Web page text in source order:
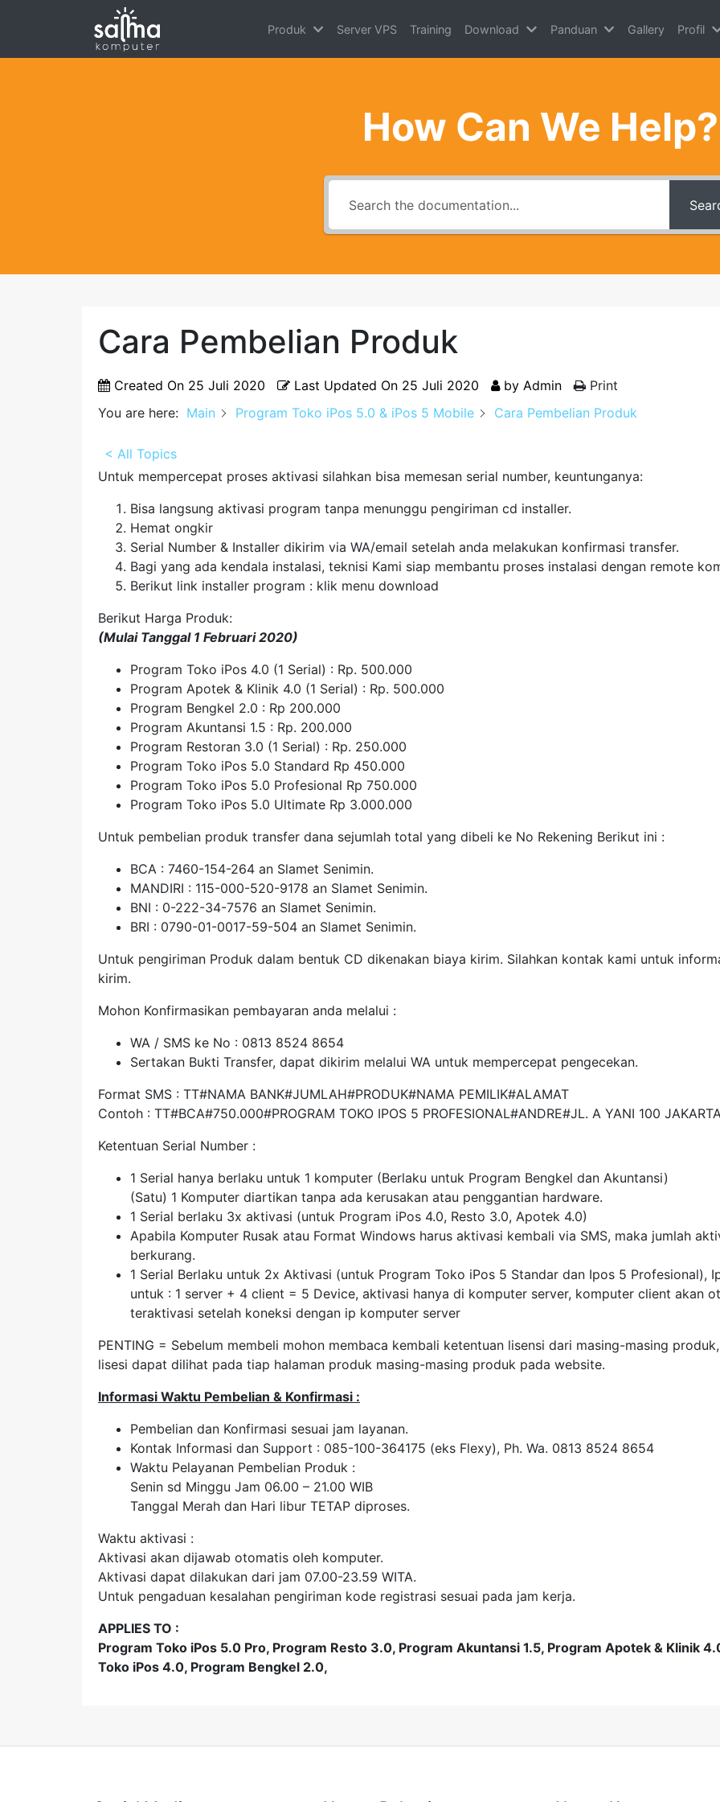
Produk Server VPS Training Download Panduan Gallery Profil
How Can We Help?
Cara Pembelian Produk
Created On 25 Juli 2020 Last Updated On 25 Juli 2020 by Admin
Print
You are here: Main Program Toko iPos 5.0 & iPos 5 Mobile Cara Pembelian Produk
< All Topics
Untuk mempercepat proses aktivasi silahkan bisa memesan serial number, keuntunganya:
Bisa langsung aktivasi program tanpa menunggu pengiriman cd installer.
Hemat ongkir
Serial Number & Installer dikirim via WA/email setelah anda melakukan konfirmasi transfer.
Bagi yang ada kendala instalasi, teknisi Kami siap membantu proses instalasi dengan remote
Berikut link installer program : klik menu download
Berikut Harga Produk:
(Mulai Tanggal 1 Februari 2020)
Program Toko iPos 4.0 (1 Serial) : Rp. 500.000
Program Apotek & Klinik 4.0 (1 Serial) : Rp. 500.000
Program Bengkel 2.0 : Rp 200.000
Program Akuntansi 1.5 : Rp. 200.000
Program Restoran 3.0 (1 Serial) : Rp. 250.000
Program Toko iPos 5.0 Standard Rp 450.000
Program Toko iPos 5.0 Profesional Rp 750.000
Program Toko iPos 5.0 Ultimate Rp 3.000.000
Untuk pembelian produk transfer dana sejumlah total yang dibeli ke No Rekening Berikut ini :
BCA : 7460-154-264 an Slamet Senimin.
MANDIRI : 115-000-520-9178 an Slamet Senimin.
BNI : 0-222-34-7576 an Slamet Senimin.
BRI : 0790-01-0017-59-504 an Slamet Senimin.
Untuk pengiriman Produk dalam bentuk CD dikenakan biaya kirim. Silahkan kontak kami untuk
kirim.
Mohon Konfirmasikan pembayaran anda melalui :
WA / SMS ke No : 0813 8524 8654
Sertakan Bukti Transfer, dapat dikirim melalui WA untuk mempercepat pengecekan.
Format SMS : TT#NAMA BANK#JUMLAH#PRODUK#NAMA PEMILIK#ALAMAT
Contoh : TT#BCA#750.000#PROGRAM TOKO IPOS 5 PROFESIONAL#ANDRE#JL. A YANI 100
Ketentuan Serial Number :
1 Serial hanya berlaku untuk 1 komputer (Berlaku untuk Program Bengkel dan Akuntansi)
(Satu) 1 Komputer diartikan tanpa ada kerusakan atau penggantian hardware.
1 Serial berlaku 3x aktivasi (untuk Program iPos 4.0, Resto 3.0, Apotek 4.0)
Apabila Komputer Rusak atau Format Windows harus aktivasi kembali via SMS, maka jumlah
berkurang.
1 Serial Berlaku untuk 2x Aktivasi (untuk Program Toko iPos 5 Standar dan Ipos 5 Profesional),
untuk : 1 server + 4 client = 5 Device, aktivasi hanya di komputer server, komputer client akan
teraktivasi setelah koneksi dengan ip komputer server
PENTING = Sebelum membeli mohon membaca kembali ketentuan lisensi dari masing-masing
lisesi dapat dilihat pada tiap halaman produk masing-masing produk pada website.
Informasi Waktu Pembelian & Konfirmasi :
Pembelian dan Konfirmasi sesuai jam layanan.
Kontak Informasi dan Support : 085-100-364175 (eks Flexy), Ph. Wa. 0813 8524 8654
Waktu Pelayanan Pembelian Produk :
Senin sd Minggu Jam 06.00 – 21.00 WIB
Tanggal Merah dan Hari libur TETAP diproses.
Waktu aktivasi :
Aktivasi akan dijawab otomatis oleh komputer.
Aktivasi dapat dilakukan dari jam 07.00-23.59 WITA.
Untuk pengaduan kesalahan pengiriman kode registrasi sesuai pada jam kerja.
APPLIES TO :
Program Toko iPos 5.0 Pro, Program Resto 3.0, Program Akuntansi 1.5, Program Apotek & Klinik
Toko iPos 4.0, Program Bengkel 2.0,